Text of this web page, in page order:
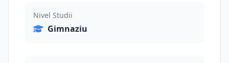
Nivel Studii
Gimnaziu